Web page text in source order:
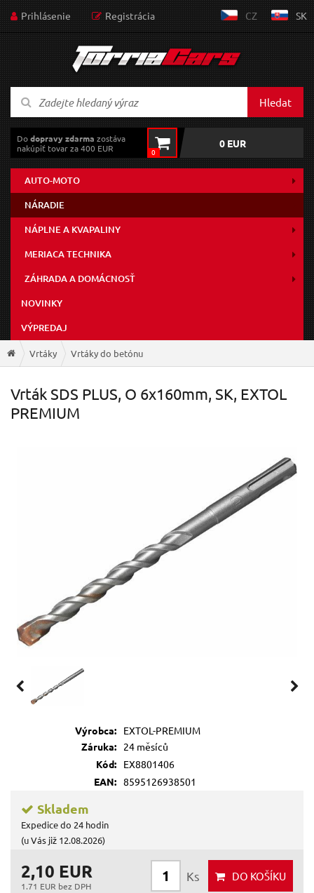
Prihlásenie Registrácia CZ SK
Hledat
Dodopravy zdarma zostáva
nakúpiť tovar za 400 EUR
0
0 EUR
AUTO-MOTO
NÁRADIE
NÁPLNE A KVAPALINY
MERIACA TECHNIKA
ZÁHRADA A DOMÁCNOSŤ
NOVINKY
VÝPREDAJ
Vrtáky Vrtáky do betónu
Vrták SDS PLUS, O 6x160mm, SK, EXTOL
PREMIUM
Výrobca:
EXTOL-PREMIUM
Záruka:
24 měsíců
Kód:
EX8801406
EAN: 8595126938501
Skladem
Expedice do 24 hodin
(u Vás již 12.08.2026)
2,10 EUR
1.71 EUR bez DPH
Ks DO KOŠÍKU